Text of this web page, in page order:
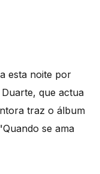
esta noite por
que actua
traz o álbum
se ama